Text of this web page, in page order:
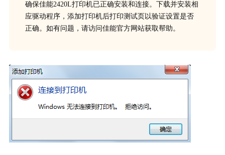
确保佳能2420L打印机已正确安装和连接。下载并安装相
应驱动程序，添加打印机后打印测试页以验证设置是否
正确。如有问题，请访问佳能官方网站获取帮助。